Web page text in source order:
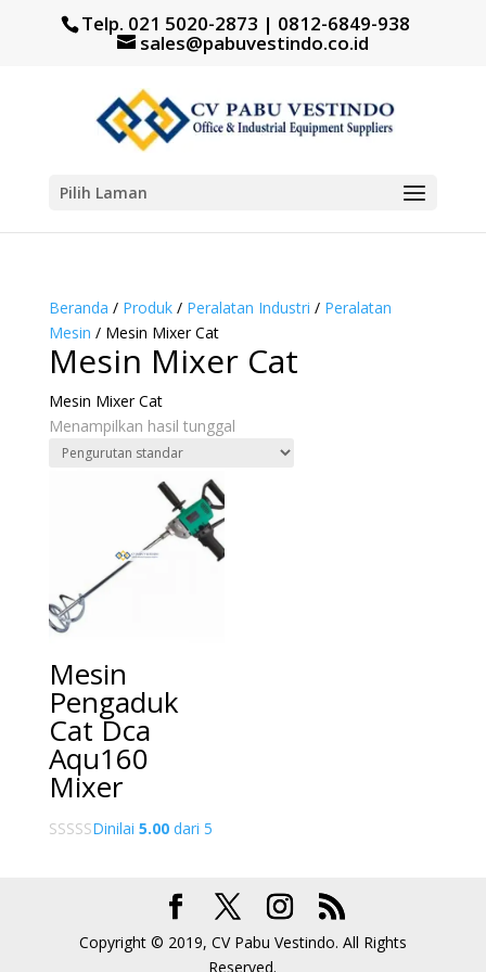
Telp. 021 5020-2873 | 0812-6849-938
sales@pabuvestindo.co.id
Pilih Laman
Beranda / Produk/ Peralatan Industri / Peralatan
Mesin / Mesin Mixer Cat
Mesin Mixer Cat
Mesin Mixer Cat
Menampilkan hasil tunggal
Mesin
Pengaduk
Cat Dca
Aqu160
Mixer
Dinilai 5.00dari 5
Copyright © 2019, CV Pabu Vestindo. All Rights
Reserved.